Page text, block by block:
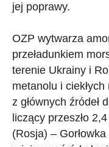
jej poprawy.
OZP wytwarza
przeładunkiem
terenie Ukrainy i
metanolu i
z głównych źródeł
liczący przeszło
(Rosja) –